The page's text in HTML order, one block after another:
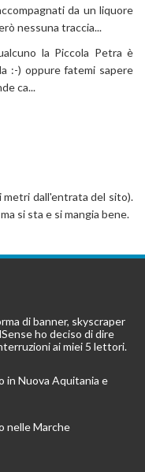
da un liquore
nessuna traccia...
la Piccola Petra è
:-) oppure fatemi sapere
ca...
metri dall'entrata del sito).
si sta e si mangia bene.
di banner, skyscraper
ho deciso di dire
ai miei 5 lettori.
in Nuova Aquitania e
nelle Marche